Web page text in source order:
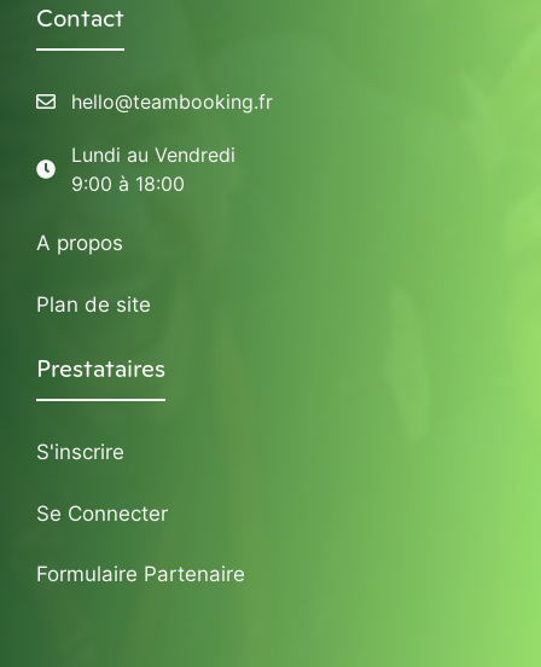
Contact
hello@teambooking.fr
Lundi au Vendredi
9:00 à 18:00
A propos
Plan de site
Prestataires
S'inscrire
Se Connecter
Formulaire Partenaire